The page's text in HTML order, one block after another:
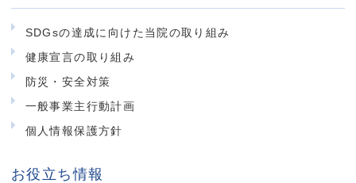
SDGsの達成に向けた当院の取り組み
健康宣言の取り組み
防災・安全対策
一般事業主行動計画
個人情報保護方針
お役立ち情報